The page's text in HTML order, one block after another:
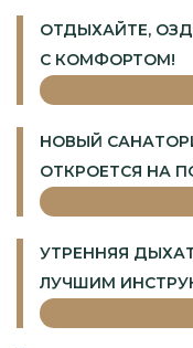
ОТДЫХАЙТЕ,
С КОМФОРТОМ!
НОВЫЙ
ОТКРОЕТСЯ НА
УТРЕННЯЯ
ЛУЧШИМ